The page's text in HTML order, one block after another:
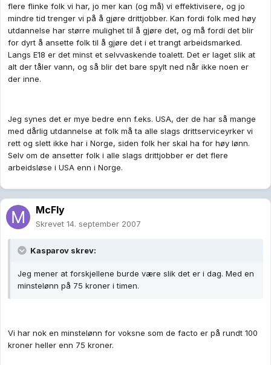
flere flinke folk vi har, jo mer kan (og må) vi effektivisere, og jo
mindre tid trenger vi på å gjøre drittjobber. Kan fordi folk med høy
utdannelse har større mulighet til å gjøre det, og må fordi det blir
for dyrt å ansette folk til å gjøre det i et trangt arbeidsmarked.
Langs E18 er det minst et selvvaskende toalett. Det er laget slik at
alt der tåler vann, og så blir det bare spylt ned når ikke noen er
der inne.
Jeg synes det er mye bedre enn f.eks. USA, der de har så mange
med dårlig utdannelse at folk må ta alle slags drittserviceyrker vi
rett og slett ikke har i Norge, siden folk her skal ha for høy lønn.
Selv om de ansetter folk i alle slags drittjobber er det flere
arbeidsløse i USA enn i Norge.
McFly
Skrevet 14. september 2007
Kasparov skrev:
Jeg mener at forskjellene burde være slik det er i dag. Med en
minstelønn på 75 kroner i timen.
Vi har nok en minstelønn for voksne som de facto er på rundt 100
kroner heller enn 75 kroner.